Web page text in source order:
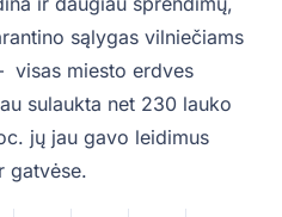
sąlygas vilniečiams
visas miesto erdves
sulaukta net 230 lauko
jų jau gavo leidimus
gatvėse.